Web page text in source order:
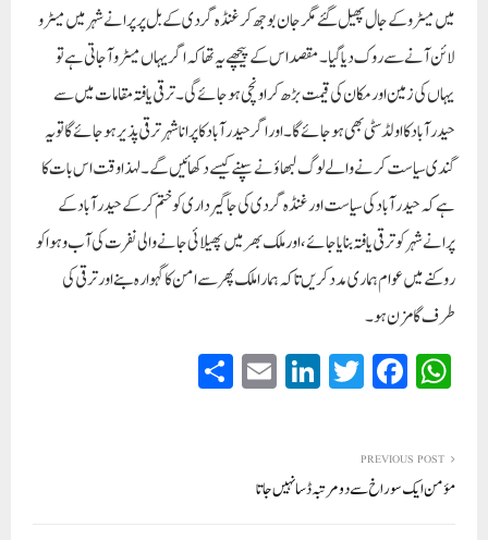
میں میٹرو کے جال پھیل گئے مگر جان بوجھ کر غنڈہ گردی کے بل پر پرانے شہر میں میٹرو
لائن آنے سے روک دیا گیا۔ مقصد اس کے پیچھے یہ تھا کہ اگر یہاں میٹرو آجاتی ہے تو
یہاں کی زمین اور مکان کی قیمت بڑھ کر اونچی ہو جائے گی۔ ترقی یافتہ مقامات میں سے
حیدر آباد کا اولڈ سٹی بھی ہو جائے گا۔ اور اگر حیدر آباد کا پرانا شہر ترقی پذیر ہو جائے گا تو یہ
گندی سیاست کرنے والے لوگ لبھاؤنے سپنے کیسے دکھائیں گے۔ لہذا وقت اس بات کا
ہے کہ حیدر آباد کی سیاست اور غنڈہ گردی کی جاگیر داری کو ختم کرکے حیدر آباد کے
پرانے شہر کو ترقی یافتہ بنایا جائے، اور ملک بھر میں پھیلائی جانے والی نفرت کی آب وہوا کو
روکنے میں عوام ہماری مدد کریں تاکہ ہمارا ملک پھر سے امن کا گہوارہ بنے اور ترقی کی
طرف گامزن ہو۔
W
ha
A
pp
Fa
ce
ok
T
wi
r
Li
nk
In
E
m
PREVIOUS POST
مؤمن ایک سوراخ سے دو مرتبہ ڈسا نہیں جاتا